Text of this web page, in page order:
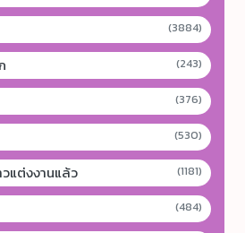
(3884)
(243)
(376)
(530)
แต่งงานแล้ว (1181)
(484)